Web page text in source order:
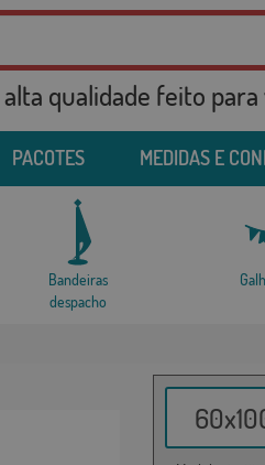
qualidade feito para
PACOTES MEDIDAS E
Bandeiras
despacho